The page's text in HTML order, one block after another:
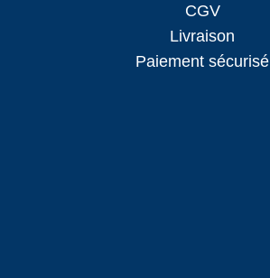
CGV
Livraison
Paiement sécurisé